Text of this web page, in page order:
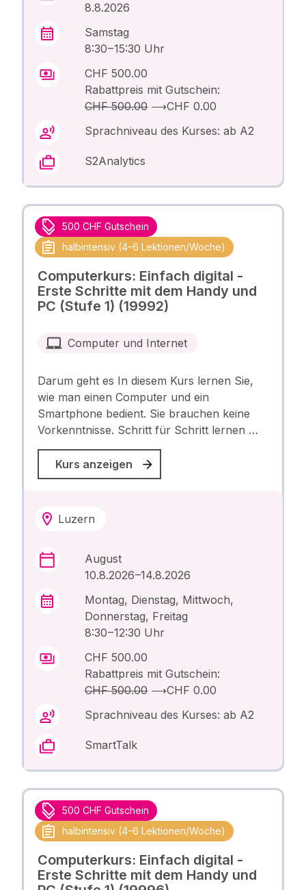
8.8.2026
Samstag
8:30 – 15:30 Uhr
CHF 500.00
Rabattpreis mit Gutschein:
CHF 500.00⟶CHF 0.00
Sprachniveau des Kurses: ab A2
S2Analytics
500 CHF Gutschein
halbintensiv (4–6 Lektionen/Woche)
Computerkurs: Einfach digital -
Erste Schritte mit dem Handy und
PC (Stufe 1) (19992)
Computer und Internet
Darum geht es In diesem Kurs lernen Sie,
wie man einen Computer und ein
Smartphone bedient. Sie brauchen keine
Vorkenntnisse. Schritt für Schritt lernen …
Kurs anzeigen
Luzern
August
10.8.2026 –14.8.2026
Montag, Dienstag, Mittwoch,
Donnerstag, Freitag
8:30 – 12:30 Uhr
CHF 500.00
Rabattpreis mit Gutschein:
CHF 500.00⟶CHF 0.00
Sprachniveau des Kurses: ab A2
SmartTalk
500 CHF Gutschein
halbintensiv (4–6 Lektionen/Woche)
Computerkurs: Einfach digital -
Erste Schritte mit dem Handy und